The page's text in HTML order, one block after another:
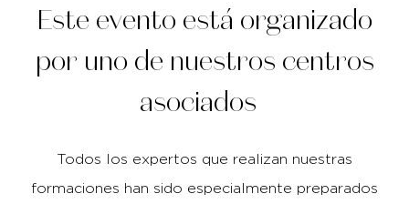
Este evento está organizado
por uno de nuestros centros
asociados
Todos los expertos que realizan nuestras
formaciones han sido especialmente preparados